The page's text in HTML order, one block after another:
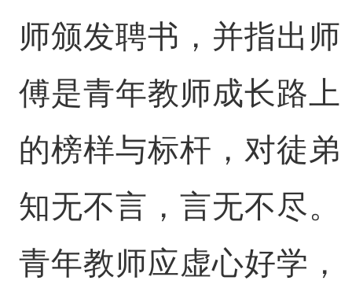
师颁发聘书，并指出师
傅是青年教师成长路上
的榜样与标杆，对徒弟
知无不言，言无不尽。
青年教师应虚心好学，